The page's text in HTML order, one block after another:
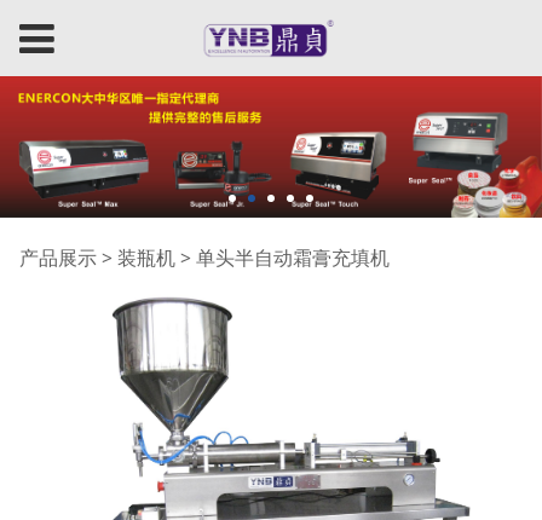
单头半自动霜膏充填机
产品展示> 装瓶机> 单头半自动霜膏充填机